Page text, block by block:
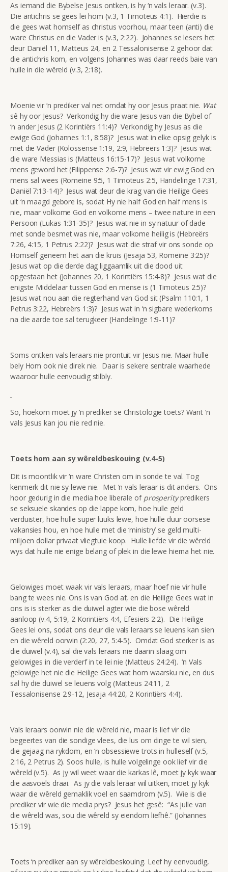
As iemand die Bybelse Jesus ontken, is hy ‘n vals leraar. (v.3).
Die antichris se gees lei hom (v.3, 1 Timoteus 4:1). Hierdie is
die gees wat homself as christus voorhou, maar teen (anti) die
ware Christus en die Vader is (v.3, 2:22). Johannes se lesers het
deur Daniël 11, Matteus 24, en 2 Tessalonisense 2 gehoor dat
die antichris kom, en volgens Johannes was daar reeds baie van
hulle in die wêreld (v.3, 2:18).
Moenie vir ‘n prediker val net omdat hy oor Jesus praat nie. Wat
sê hy oor Jesus? Verkondig hy die ware Jesus van die Bybel of
‘n ander Jesus (2 Korintiërs 11:4)? Verkondig hy Jesus as die
ewige God (Johannes 1:1, 8:58)? Jesus wat in elke opsig gelyk is
met die Vader (Kolossense 1:19, 2:9, Hebreërs 1:3)? Jesus wat
die ware Messias is (Matteus 16:15-17)? Jesus wat volkome
mens geword het (Filippense 2:6-7)? Jesus wat vir ewig God en
mens sal wees (Romeine 9:5, 1 Timoteus 2:5, Handelinge 17:31,
Daniël 7:13-14)? Jesus wat deur die krag van die Heilige Gees
uit ‘n maagd gebore is, sodat Hy nie half God en half mens is
nie, maar volkome God en volkome mens – twee nature in een
Persoon (Lukas 1:31-35)? Jesus wat nie in sy natuur of dade
met sonde besmet was nie, maar volkome heilig is (Hebreërs
7:26, 4:15, 1 Petrus 2:22)? Jesus wat die straf vir ons sonde op
Homself geneem het aan die kruis (Jesaja 53, Romeine 3:25)?
Jesus wat op die derde dag liggaamlik uit die dood uit
opgestaan het (Johannes 20, 1 Korintiërs 15:4-8)? Jesus wat die
enigste Middelaar tussen God en mense is (1 Timoteus 2:5)?
Jesus wat nou aan die regterhand van God sit (Psalm 110:1, 1
Petrus 3:22, Hebreërs 1:3)? Jesus wat in ‘n sigbare wederkoms
na die aarde toe sal terugkeer (Handelinge 1:9-11)?
Soms ontken vals leraars nie prontuit vir Jesus nie. Maar hulle
bely Hom ook nie direk nie. Daar is sekere sentrale waarhede
waaroor hulle eenvoudig stilbly.
So, hoekom moet jy ‘n prediker se Christologie toets? Want ‘n
vals Jesus kan jou nie red nie.
Toets hom aan sy wêreldbeskouing (v.4-5)
Dit is moontlik vir ‘n ware Christen om in sonde te val. Tog
kenmerk dit nie sy lewe nie. Met ‘n vals leraar is dit anders. Ons
hoor gedurig in die media hoe liberale of prosperitypredikers
se seksuele skandes op die lappe kom, hoe hulle geld
verduister, hoe hulle super luuks lewe, hoe hulle duur oorsese
vakansies hou, en hoe hulle met die ‘ministry’ se geld multi-
miljoen dollar privaat vliegtuie koop. Hulle liefde vir die wêreld
wys dat hulle nie enige belang of plek in die lewe hierna het nie.
Gelowiges moet waak vir vals leraars, maar hoef nie vir hulle
bang te wees nie. Ons is van God af, en die Heilige Gees wat in
ons is is sterker as die duiwel agter wie die bose wêreld
aanloop (v.4, 5:19, 2 Korintiërs 4:4, Efesiërs 2:2). Die Heilige
Gees lei ons, sodat ons deur die vals leraars se leuens kan sien
en die wêreld oorwin (2:20, 27, 5:4-5). Omdat God sterker is as
die duiwel (v.4), sal die vals leraars nie daarin slaag om
gelowiges in die verderf in te lei nie (Matteus 24:24). ‘n Vals
gelowige het nie die Heilige Gees wat hom waarsku nie, en dus
sal hy die duiwel se leuens volg (Matteus 24:11, 2
Tessalonisense 2:9-12, Jesaja 44:20, 2 Korintiërs 4:4).
Vals leraars oorwin nie die wêreld nie, maar is lief vir die
begeertes van die sondige vlees, die lus om dinge te wil sien,
die gejaag na rykdom, en ‘n obsessiewe trots in hulleself (v.5,
2:16, 2 Petrus 2). Soos hulle, is hulle volgelinge ook lief vir die
wêreld (v.5). As jy wil weet waar die karkas lê, moet jy kyk waar
die aasvoëls draai. As jy die vals leraar wil uitken, moet jy kyk
waar die wêreld gemaklik voel en saamdrom (v.5). Wie is die
prediker vir wie die media prys? Jesus het gesê: “As julle van
die wêreld was, sou die wêreld sy eiendom liefhê.” (Johannes
15:19).
Toets ‘n prediker aan sy wêreldbeskouing. Leef hy eenvoudig,